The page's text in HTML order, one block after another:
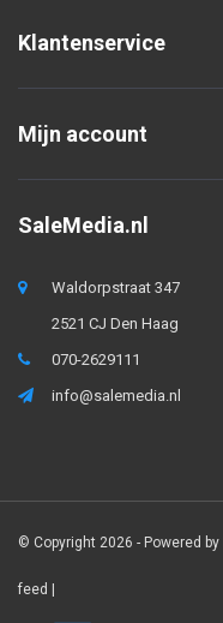
Klantenservice
Mijn account
SaleMedia.nl
Waldorpstraat 347
2521 CJ Den Haag
070-2629111
info@salemedia.nl
© Copyright 2026 - Powered by
feed |